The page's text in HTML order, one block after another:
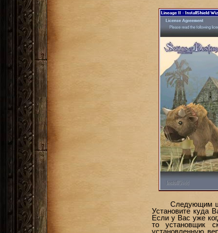
Следующим
Установите куда
Если у Вас уже
то установщик